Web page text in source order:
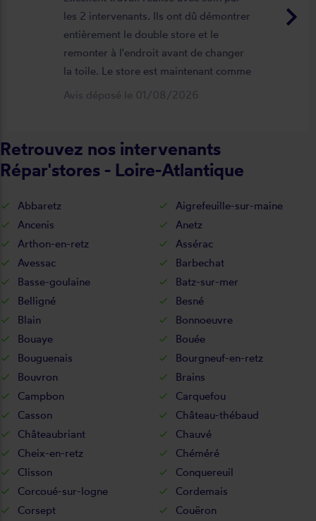
keyboard_arrow_right
les 2 intervenants. Ils ont dû démontrer
entièrement le double store et le
remonter à l'endroit avant de changer
la toile. Le store est maintenant comme
neuf, parfaitement positionné et
Avis déposé le 01/08/2026
Retrouvez nos intervenants
Répar'stores - Loire-Atlantique
Abbaretz
Aigrefeuille-sur-maine
Ancenis
Anetz
Arthon-en-retz
Assérac
Avessac
Barbechat
Basse-goulaine
Batz-sur-mer
Belligné
Besné
Blain
Bonnoeuvre
Bouaye
Bouée
Bouguenais
Bourgneuf-en-retz
Bouvron
Brains
Campbon
Carquefou
Casson
Château-thébaud
Châteaubriant
Chauvé
Cheix-en-retz
Chéméré
Clisson
Conquereuil
Corcoué-sur-logne
Cordemais
Corsept
Couëron